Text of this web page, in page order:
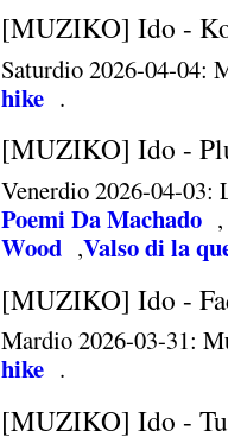
[MUZIKO] Ido -
Saturdio 2026-04-04:
hike .
[MUZIKO] Ido -
Venerdio 2026-04-
Poemi Da Machado ,
Wood ,Valso di la
[MUZIKO] Ido -
Mardio 2026-03-31:
hike .
[MUZIKO] Ido -